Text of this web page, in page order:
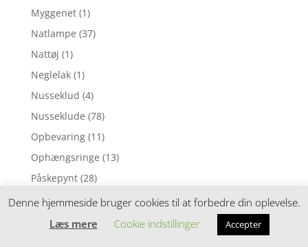
Myggenet (1)
Natlampe (37)
Nattøj (1)
Neglelak (1)
Nusseklud (4)
Nusseklude (78)
Opbevaring (11)
Ophængsringe (13)
Påskepynt (28)
Pedalcykler (9)
Perleplader (49)
Denne hjemmeside bruger cookies til at forbedre din oplevelse.
Læs mere
Cookie indstillinger Accepter